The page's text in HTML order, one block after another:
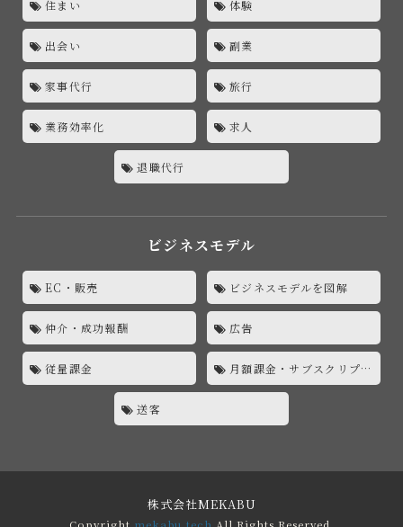
住まい 体験
出会い 副業
家事代行 旅行
業務効率化 求人
退職代行
ビジネスモデル
EC・販売 ビジネスモデルを図解
仲介・成功報酬 広告
従量課金 月額課金・サブスクリプション
送客
株式会社MEKABU